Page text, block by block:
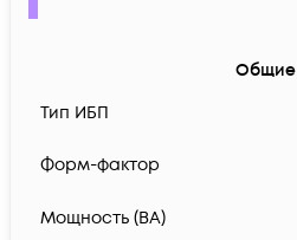
Общие
Тип ИБП
Форм-фактор
Мощность (ВА)